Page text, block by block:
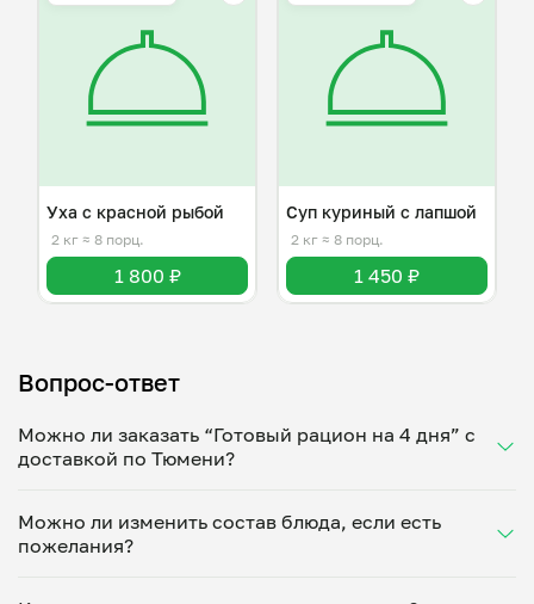
Уха с красной рыбой
2 кг ≈ 8 порц.
1 800 ₽
Суп куриный с лапшой
2 кг ≈ 8 порц.
1 450 ₽
Вопрос-ответ
Можно ли заказать “Готовый рацион на 4 дня” с
доставкой по Тюмени?
Укажите удобное время — и получите свежее
домашнее блюдо в большой порции прямо с плиты.
минут. Статус заказа отслеживайте в личном
Можно ли изменить состав блюда, если есть
пожелания?